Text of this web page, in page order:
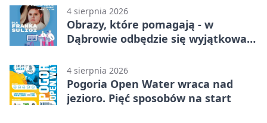
4 sierpnia 2026
Obrazy, które pomagają - w
Dąbrowie odbędzie się wyjątkowa
4 sierpnia 2026
Pogoria Open Water wraca nad
jezioro. Pięć sposobów na start